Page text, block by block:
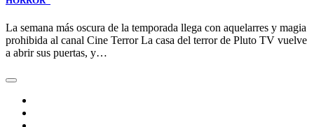
La semana más oscura de la temporada llega con aquelarres y magia
prohibida al canal Cine Terror La casa del terror de Pluto TV vuelve
a abrir sus puertas, y…